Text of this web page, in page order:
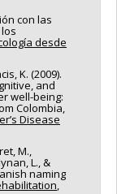
con las
desde
K. (2009).
and
well-being:
Colombia,
Disease
M.,
L., &
naming
,